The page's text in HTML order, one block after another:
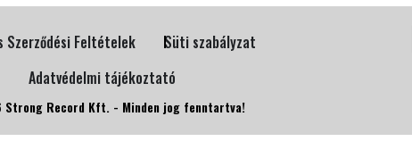
Szerződési Feltételek
Süti szabályzat
Adatvédelmi tájékoztató
Record Kft. - Minden jog fenntartva!